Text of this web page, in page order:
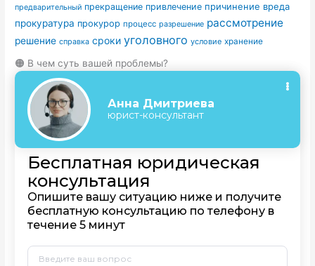
предварительный прекращение привлечение причинение вреда
прокуратура прокурор процесс разрешение рассмотрение
решение справка сроки уголовного условие хранение
🟠 В чем суть вашей проблемы?